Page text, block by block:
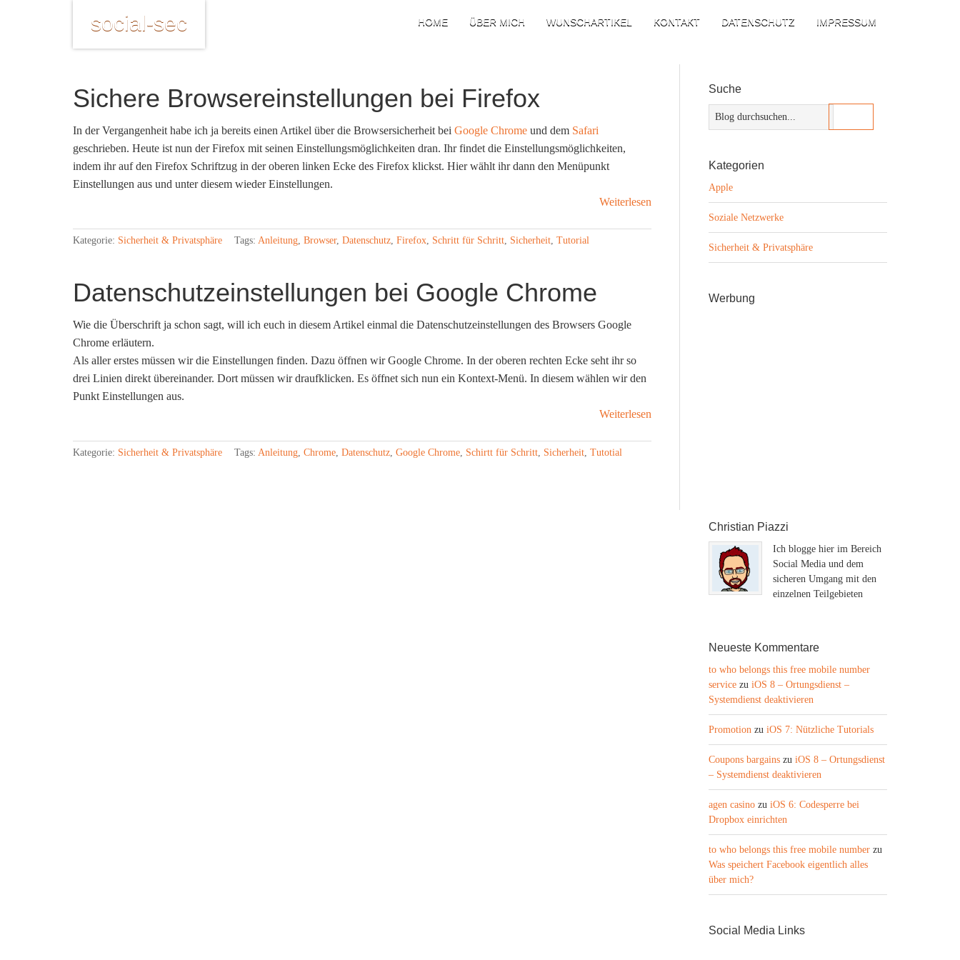
social-sec HOME ÜBER MICH WUNSCHARTIKEL KONTAKT DATENSCHUTZ IMPRESSUM
Sichere Browsereinstellungen bei Firefox
In der Vergangenheit habe ich ja bereits einen Artikel über die Browsersicherheit bei Google Chrome und dem Safari
geschrieben. Heute ist nun der Firefox mit seinen Einstellungsmöglichkeiten dran. Ihr findet die Einstellungsmöglichkeiten,
indem ihr auf den Firefox Schriftzug in der oberen linken Ecke des Firefox klickst. Hier wählt ihr dann den Menüpunkt
Einstellungen aus und unter diesem wieder Einstellungen.
Weiterlesen
Kategorie: Sicherheit & Privatsphäre Tags: Anleitung, Browser, Datenschutz, Firefox, Schritt für Schritt, Sicherheit, Tutorial
Datenschutzeinstellungen bei Google Chrome
Wie die Überschrift ja schon sagt, will ich euch in diesem Artikel einmal die Datenschutzeinstellungen des Browsers Google
Chrome erläutern.
Als aller erstes müssen wir die Einstellungen finden. Dazu öffnen wir Google Chrome. In der oberen rechten Ecke seht ihr so
drei Linien direkt übereinander. Dort müssen wir draufklicken. Es öffnet sich nun ein Kontext-Menü. In diesem wählen wir den
Punkt Einstellungen aus.
Weiterlesen
Kategorie: Sicherheit & Privatsphäre Tags: Anleitung, Chrome, Datenschutz, Google Chrome, Schirtt für Schritt, Sicherheit, Tutotial
Suche
Kategorien
Apple
Soziale Netzwerke
Sicherheit & Privatsphäre
Werbung
Christian Piazzi
Ich blogge hier im Bereich
Social Media und dem
sicheren Umgang mit den
einzelnen Teilgebieten
Neueste Kommentare
to who belongs this free mobile number
service zu iOS 8 – Ortungsdienst –
Systemdienst deaktivieren
Promotion zu iOS 7: Nützliche Tutorials
Coupons bargains zu iOS 8 – Ortungsdienst
– Systemdienst deaktivieren
agen casino zu iOS 6: Codesperre bei
Dropbox einrichten
to who belongs this free mobile number zu
Was speichert Facebook eigentlich alles
über mich?
Social Media Links